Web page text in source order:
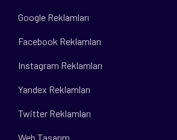
Google Reklamları
Facebook Reklamları
Instagram Reklamları
Yandex Reklamları
Twitter Reklamları
Web Tasarım